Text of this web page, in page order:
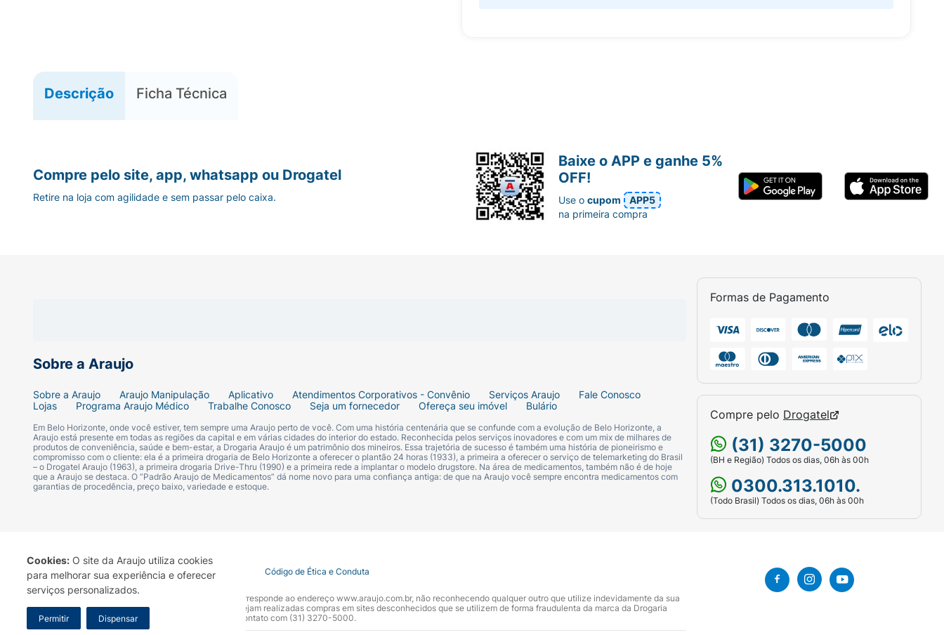
Cookies: O site da Araujo utiliza cookies
para melhorar sua experiência e oferecer
serviços personalizados.
Permitir Dispensar
Descrição Ficha Técnica
Sobre a Araujo
Sobre a Araujo Araujo Manipulação Aplicativo Atendimentos Corporativos - Convênio Serviços Araujo
Fale Conosco
Lojas
Programa Araujo Médico Trabalhe Conosco Seja um fornecedor Ofereça seu imóvel Bulário
Em Belo Horizonte, onde você estiver, tem sempre uma Araujo perto de você. Com uma história centenária que se confunde com a evolução de Belo Horizonte, a
Araujo está presente em todas as regiões da capital e em várias cidades do interior do estado. Reconhecida pelos serviços inovadores e com um mix de milhares de
produtos de conveniência, saúde e bem-estar, a Drogaria Araujo é um patrimônio dos mineiros. Essa trajetória de sucesso é também uma história de pioneirismo e
compromisso com o cliente: ela é a primeira drogaria de Belo Horizonte a oferecer o plantão 24 horas (1933), a primeira a oferecer o serviço de telemarketing do Brasil
– o Drogatel Araujo (1963), a primeira drogaria Drive-Thru (1990) e a primeira rede a implantar o modelo drugstore. Na área de medicamentos, também não é de hoje
que a Araujo se destaca. O “Padrão Araujo de Medicamentos” dá nome novo para uma confiança antiga: de que na Araujo você sempre encontra medicamentos com
garantias de procedência, preço baixo, variedade e estoque.
Formas de Pagamento
Compre pelo Drogatel
(31) 3270-5000
(BH e Região) Todos os dias, 06h às 00h
0300.313.1010.
(Todo Brasil) Todos os dias, 06h às 00h
Compre pelo site, app, whatsapp ou Drogatel
Retire na loja com agilidade e sem passar pelo caixa.
Baixe o APP e ganhe 5%
OFF!
Use ocupom
APP5
na primeira compra
Termo de Uso Portal da Privacidade Covid-19 Código de Ética e Conduta
A Drogaria Araujo S/A informa que o seu site oficial corresponde ao endereço www.araujo.com.br, não reconhecendo qualquer outro que utilize indevidamente da sua
marca. Para sua segurança recomendamos que não sejam realizadas compras em sites desconhecidos que se utilizem de forma fraudulenta da marca da Drogaria
Araujo S.A. Em caso de dúvidas, gentileza entrar em contato com (31) 3270-5000.